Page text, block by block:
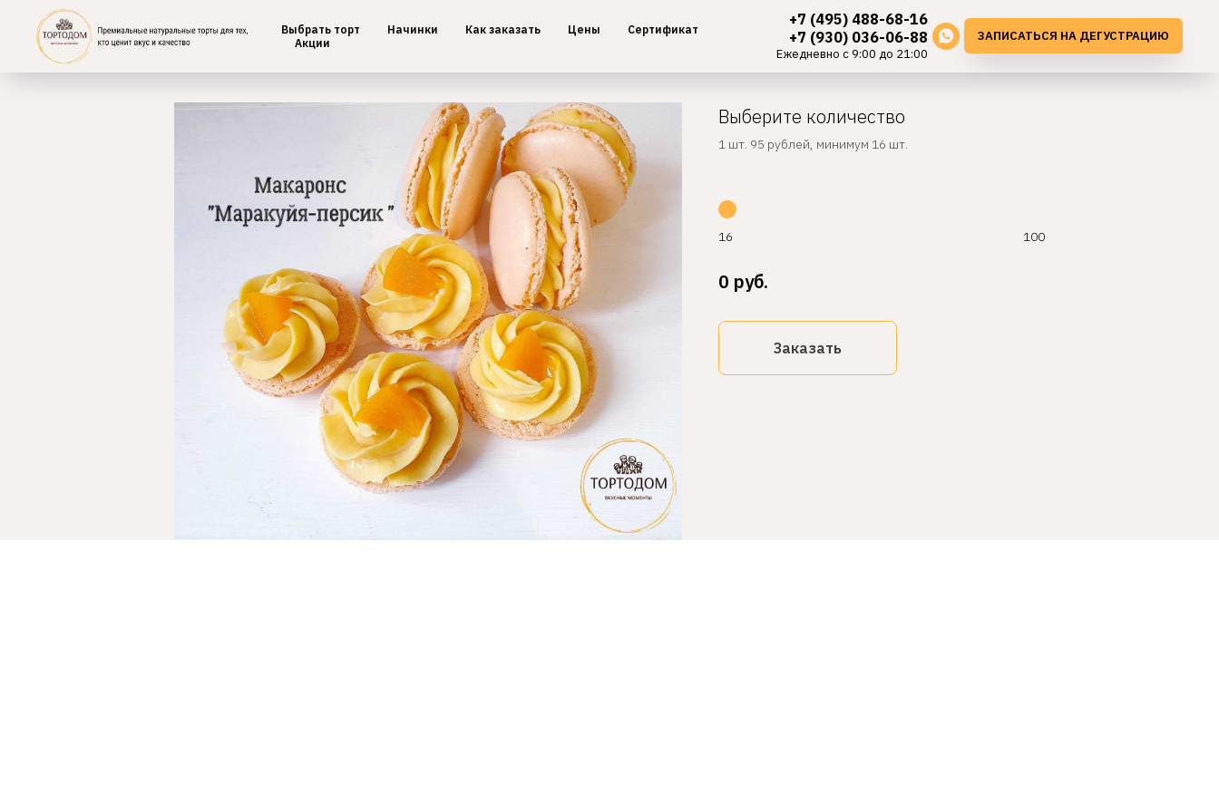
Выбрать торт Начинки Как заказать Цены
Сертификат
Акции
+7 (495) 488-68-16
+7 (930) 036-06-88
Ежедневно с 9:00 до 21:00
ЗАПИСАТЬСЯ НА ДЕГУСТРАЦИЮ
Главная / Макаронс
Выберите количество
1 шт. 95 рублей, минимум 16 шт.
16 100
0 руб.
Заказать